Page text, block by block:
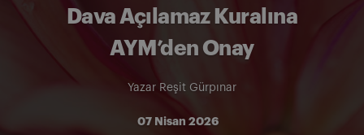
Dava Açılamaz Kuralına
AYM’den Onay
Yazar Reşit Gürpınar
07 Nisan 2026